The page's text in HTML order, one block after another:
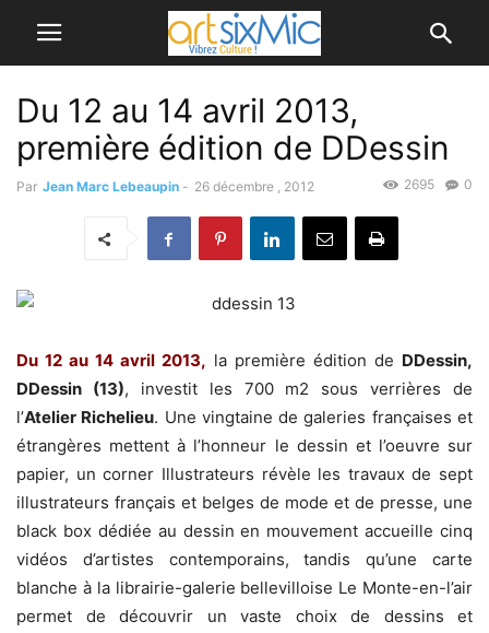
Du 12 au 14 avril 2013,
première édition de DDessin
Par Jean Marc Lebeaupin - 26 décembre , 2012 0
2695
Du 12 au 14 avril 2013, la première édition de DDessin,
DDessin (13), investit les 700 m2 sous verrières de
l’Atelier Richelieu. Une vingtaine de galeries françaises et
étrangères mettent à l’honneur le dessin et l’oeuvre sur
papier, un corner Illustrateurs révèle les travaux de sept
illustrateurs français et belges de mode et de presse, une
black box dédiée au dessin en mouvement accueille cinq
vidéos d’artistes contemporains, tandis qu’une carte
blanche à la librairie-galerie bellevilloise Le Monte-en-l’air
permet de découvrir un vaste choix de dessins et